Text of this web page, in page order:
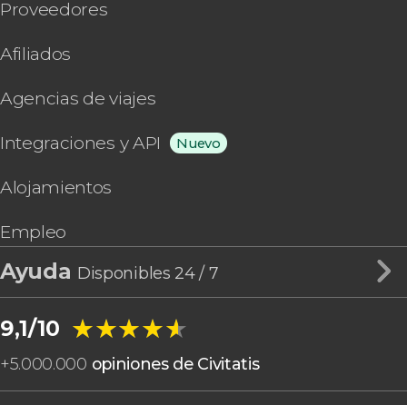
Proveedores
Afiliados
Agencias de viajes
Integraciones y API Nuevo
Alojamientos
Empleo
Ayuda Disponibles 24 / 7
9,1/10 ★★★★★
★★★★★
+5.000.000 opiniones de Civitatis